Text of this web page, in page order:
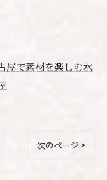
屋で素材を楽しむ水
次のページ >